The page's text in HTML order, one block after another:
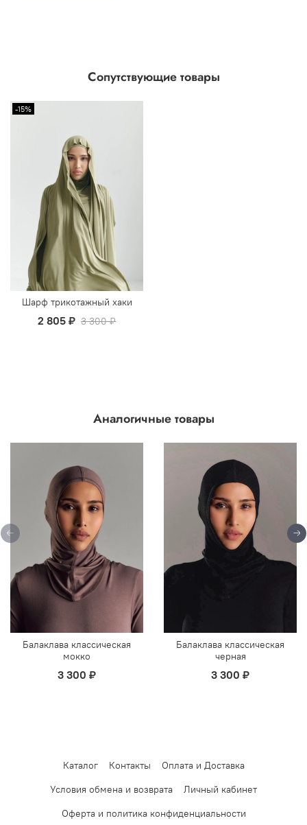
Сопутствующие товары
-15%
Шарф трикотажный хаки
2 805 ₽ 3 300 ₽
Аналогичные товары
Балаклава классическая
мокко
3 300 ₽
Балаклава классическая
черная
3 300 ₽
Каталог Контакты
Оплата и Доставка
Условия обмена и возврата
Личный кабинет
Оферта и политика конфиденциальности